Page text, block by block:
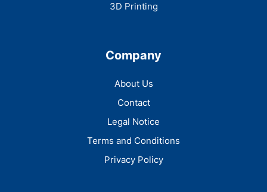
3D Printing
Company
About Us
Contact
Legal Notice
Terms and Conditions
Privacy Policy